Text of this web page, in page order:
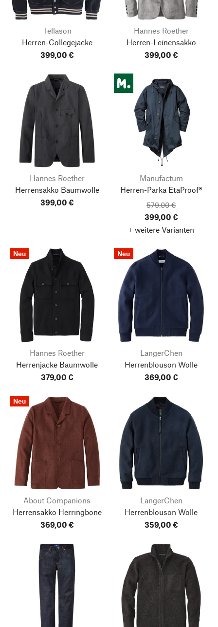
Tellason
Herren-Collegejacke
399,00 €
Hannes Roether
Herren-Leinensakko
399,00 €
Hannes Roether
Herrensakko Baumwolle
399,00 €
Manufactum
Herren-Parka EtaProof®
579,00 €
399,00 €
+ weitere Varianten
Neu
Hannes Roether
Herrenjacke Baumwolle
379,00 €
Neu
LangerChen
Herrenblouson Wolle
369,00 €
Neu
About Companions
Herrensakko Herringbone
369,00 €
LangerChen
Herrenblouson Wolle
359,00 €